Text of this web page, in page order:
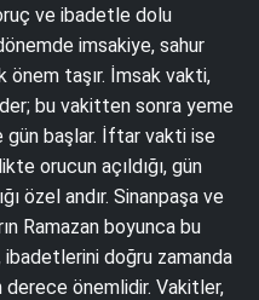
ve ibadetle dolu
imsakiye, sahur
taşır. İmsak vakti,
bu vakitten sonra yeme
gün başlar. İftar vakti ise
orucun açıldığı, gün
özel andır. Sinanpaşa ve
Ramazan boyunca bu
doğru zamanda
derece önemlidir. Vakitler,